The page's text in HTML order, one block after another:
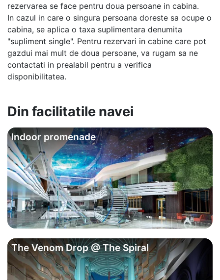
rezervarea se face pentru doua persoane in cabina.
In cazul in care o singura persoana doreste sa ocupe o
cabina, se aplica o taxa suplimentara denumita
"supliment single". Pentru rezervari in cabine care pot
gazdui mai mult de doua persoane, va rugam sa ne
contactati in prealabil pentru a verifica
disponibilitatea.
Din facilitatile navei
Indoor promenade
The Venom Drop @ The Spiral